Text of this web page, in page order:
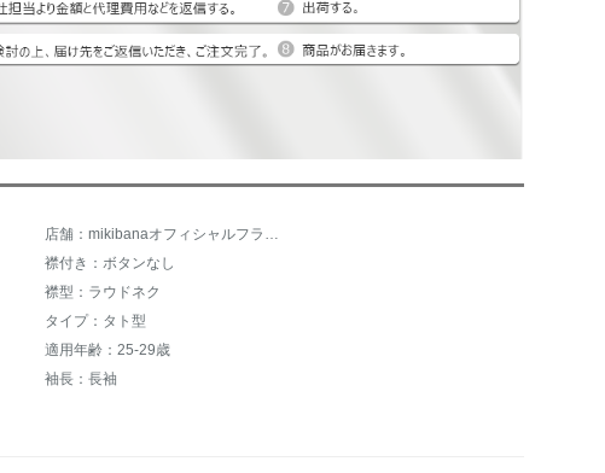
店舗：mikibanaオフィシャルフラッグシップショップ
襟付き：ボタンなし
襟型：ラウドネク
タイプ：タト型
適用年齢：25-29歳
袖長：長袖